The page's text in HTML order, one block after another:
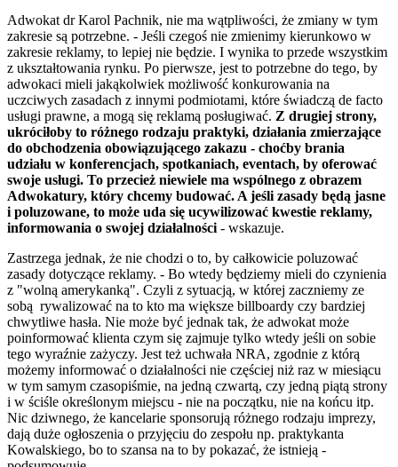
Adwokat dr Karol Pachnik, nie ma wątpliwości, że zmiany w tym
zakresie są potrzebne. - Jeśli czegoś nie zmienimy kierunkowo w
zakresie reklamy, to lepiej nie będzie. I wynika to przede wszystkim
z ukształtowania rynku. Po pierwsze, jest to potrzebne do tego, by
adwokaci mieli jakąkolwiek możliwość konkurowania na
uczciwych zasadach z innymi podmiotami, które świadczą de facto
usługi prawne, a mogą się reklamą posługiwać. Z drugiej strony,
ukróciłoby to różnego rodzaju praktyki, działania zmierzające
do obchodzenia obowiązującego zakazu - choćby brania
udziału w konferencjach, spotkaniach, eventach, by oferować
swoje usługi. To przecież niewiele ma wspólnego z obrazem
Adwokatury, który chcemy budować. A jeśli zasady będą jasne
i poluzowane, to może uda się ucywilizować kwestie reklamy,
informowania o swojej działalności - wskazuje.
Zastrzega jednak, że nie chodzi o to, by całkowicie poluzować
zasady dotyczące reklamy. - Bo wtedy będziemy mieli do czynienia
z "wolną amerykanką". Czyli z sytuacją, w której zaczniemy ze
sobą rywalizować na to kto ma większe billboardy czy bardziej
chwytliwe hasła. Nie może być jednak tak, że adwokat może
poinformować klienta czym się zajmuje tylko wtedy jeśli on sobie
tego wyraźnie zażyczy. Jest też uchwała NRA, zgodnie z którą
możemy informować o działalności nie częściej niż raz w miesiącu
w tym samym czasopiśmie, na jedną czwartą, czy jedną piątą strony
i w ściśle określonym miejscu - nie na początku, nie na końcu itp.
Nic dziwnego, że kancelarie sponsorują różnego rodzaju imprezy,
dają duże ogłoszenia o przyjęciu do zespołu np. praktykanta
Kowalskiego, bo to szansa na to by pokazać, że istnieją -